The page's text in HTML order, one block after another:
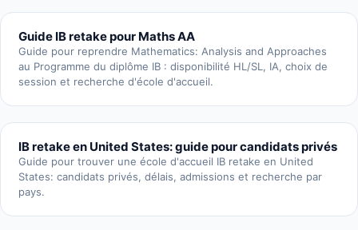
Guide IB retake pour Maths AA
Guide pour reprendre Mathematics: Analysis and Approaches
au Programme du diplôme IB : disponibilité HL/SL, IA, choix de
session et recherche d'école d'accueil.
IB retake en United States: guide pour candidats privés
Guide pour trouver une école d'accueil IB retake en United
States: candidats privés, délais, admissions et recherche par
pays.